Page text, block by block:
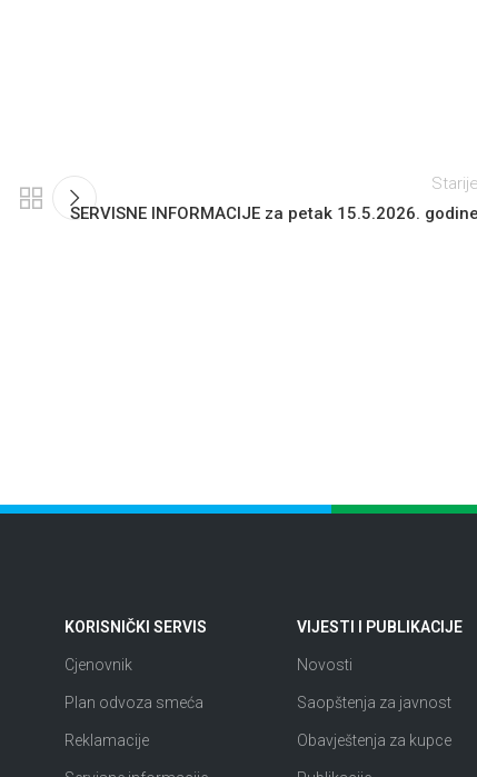
Starije
SERVISNE INFORMACIJE za petak 15.5.2026. godine
KORISNIČKI SERVIS
Cjenovnik
Plan odvoza smeća
Reklamacije
VIJESTI I PUBLIKACIJE
Novosti
Saopštenja za javnost
Obavještenja za kupce